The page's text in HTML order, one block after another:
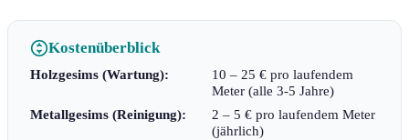
Kostenüberblick
Holzgesims (Wartung):
10 – 25 € pro laufendem
Meter (alle 3-5 Jahre)
Metallgesims (Reinigung):
2 – 5 € pro laufendem Meter
(jährlich)